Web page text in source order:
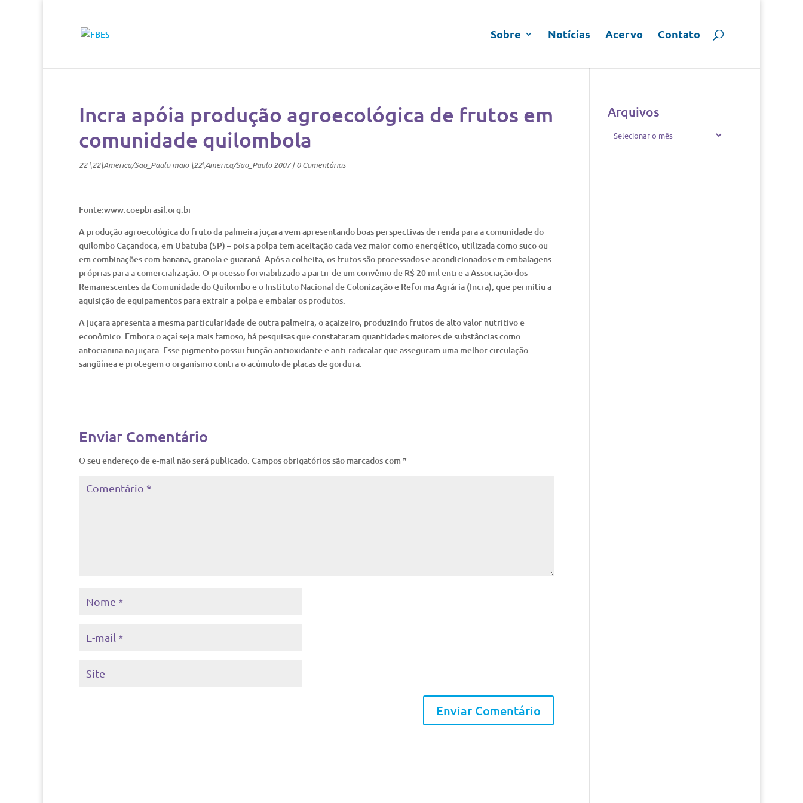
Sobre Notícias Acervo Contato
Incra apóia produção agroecológica de frutos em
comunidade quilombola
22 \22\America/Sao_Paulo maio \22\America/Sao_Paulo 2007|0 Comentários
Fonte:www.coepbrasil.org.br
A produção agroecológica do fruto da palmeira juçara vem apresentando boas perspectivas de renda para a comunidade do
quilombo Caçandoca, em Ubatuba (SP) – pois a polpa tem aceitação cada vez maior como energético, utilizada como suco ou
em combinações com banana, granola e guaraná. Após a colheita, os frutos são processados e acondicionados em embalagens
próprias para a comercialização. O processo foi viabilizado a partir de um convênio de R$ 20 mil entre a Associação dos
Remanescentes da Comunidade do Quilombo e o Instituto Nacional de Colonização e Reforma Agrária (Incra), que permitiu a
aquisição de equipamentos para extrair a polpa e embalar os produtos.
A juçara apresenta a mesma particularidade de outra palmeira, o açaizeiro, produzindo frutos de alto valor nutritivo e
econômico. Embora o açaí seja mais famoso, há pesquisas que constataram quantidades maiores de substâncias como
antocianina na juçara. Esse pigmento possui função antioxidante e anti-radicalar que asseguram uma melhor circulação
sangüínea e protegem o organismo contra o acúmulo de placas de gordura.
Enviar Comentário
O seu endereço de e-mail não será publicado. Campos obrigatórios são marcados com *
Arquivos
Arquivos